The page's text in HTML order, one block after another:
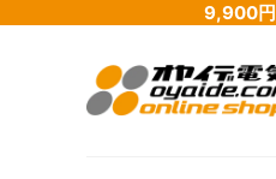
9,900